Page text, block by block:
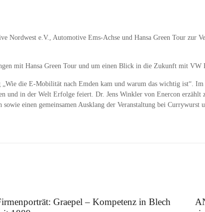
e.V., Automotive Ems-Achse und Hansa Green Tour zur
mit Hansa Green Tour und um einen Blick in die Zukunft mit
die E-Mobilität nach Emden kam und warum das wichtig ist“.
in der Welt Erfolge feiert. Dr. Jens Winkler von Enercon erzählt
einen gemeinsamen Ausklang der Veranstaltung bei Currywurst
Graepel – Kompetenz in Blech